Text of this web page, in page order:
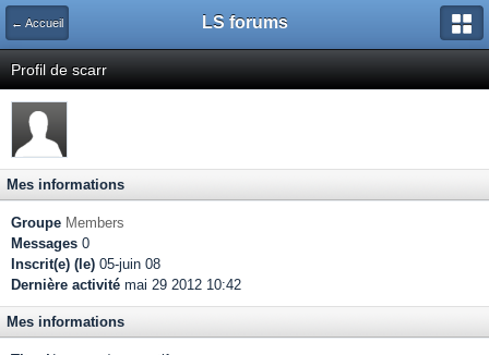
← Accueil LS forums
Profil de scarr
Mes informations
Groupe Members
Messages 0
Inscrit(e) (le) 05-juin 08
Dernière activité mai 29 2012 10:42
Mes informations